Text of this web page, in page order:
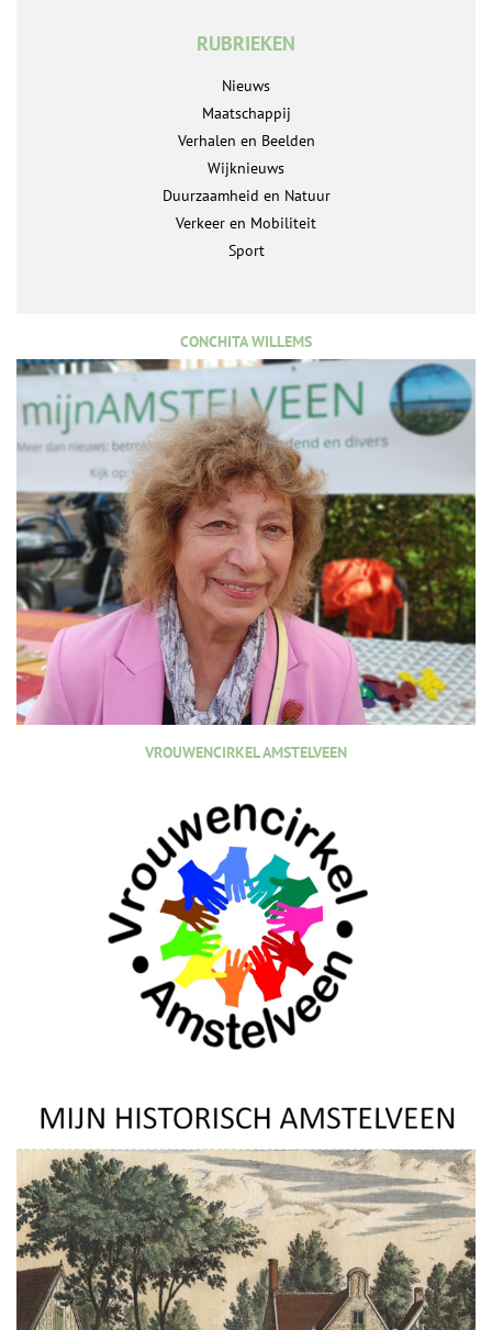
RUBRIEKEN
Nieuws
Maatschappij
Verhalen en Beelden
Wijknieuws
Duurzaamheid en Natuur
Verkeer en Mobiliteit
Sport
CONCHITA WILLEMS
VROUWENCIRKEL AMSTELVEEN